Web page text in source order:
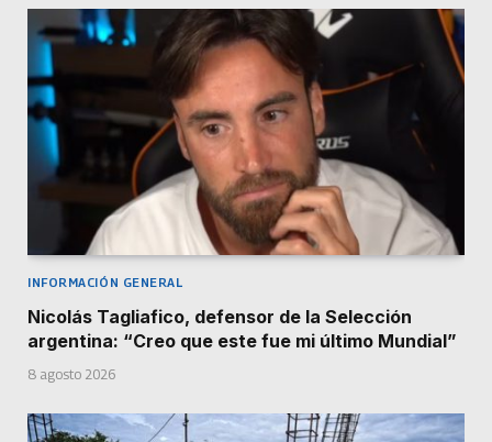
INFORMACIÓN GENERAL
Nicolás Tagliafico, defensor de la Selección
argentina: “Creo que este fue mi último Mundial”
8 agosto 2026